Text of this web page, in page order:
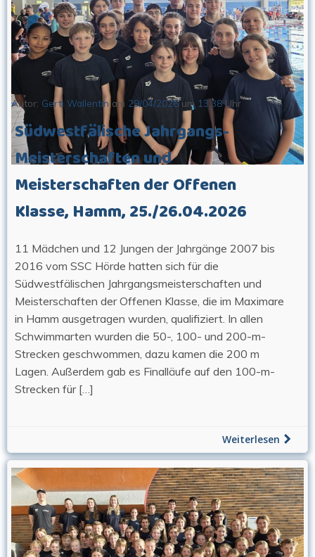
Autor: Gerti Wallentin am 29/04/2026 um 13:38 Uhr
Südwestfälische Jahrgangs-
Meisterschaften und
Meisterschaften der Offenen
Klasse, Hamm, 25./26.04.2026
11 Mädchen und 12 Jungen der Jahrgänge 2007 bis
2016 vom SSC Hörde hatten sich für die
Südwestfälischen Jahrgangsmeisterschaften und
Meisterschaften der Offenen Klasse, die im Maximare
in Hamm ausgetragen wurden, qualifiziert. In allen
Schwimmarten wurden die 50-, 100- und 200-m-
Strecken geschwommen, dazu kamen die 200 m
Lagen. Außerdem gab es Finalläufe auf den 100-m-
Strecken für […]
Weiterlesen